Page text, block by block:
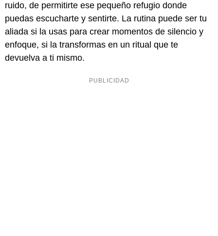
ruido, de permitirte ese pequeño refugio donde
puedas escucharte y sentirte. La rutina puede ser tu
aliada si la usas para crear momentos de silencio y
enfoque, si la transformas en un ritual que te
devuelva a ti mismo.